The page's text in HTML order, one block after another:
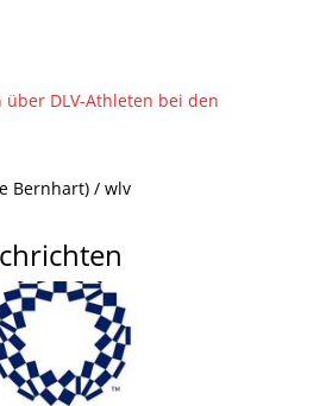
DLV-Athleten bei den
Bernhart) / wlv